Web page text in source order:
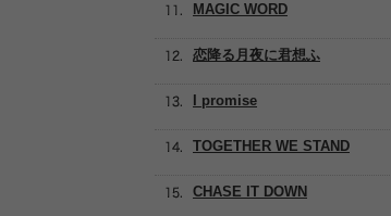
MAGIC WORD
恋降る月夜に君想ふ
I promise
TOGETHER WE STAND
CHASE IT DOWN